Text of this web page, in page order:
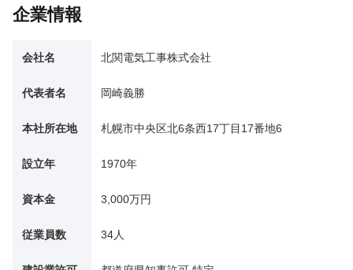
企業情報
会社名 北関電気工事株式会社
代表者名 岡崎義勝
本社所在地 札幌市中央区北6条西17丁目17番地6
設立年 1970年
資本金 3,000万円
従業員数 34人